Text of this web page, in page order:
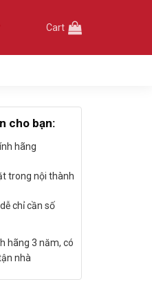
Cart
cho bạn:
hãng
trong nội thành
chỉ cần số
hãng 3 năm, có
nhà